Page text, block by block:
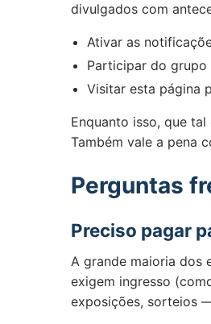
divulgados com
Ativar as
Participar do grupo
Visitar esta página
Enquanto isso, que
Também vale a pena
Perguntas
Preciso pagar
A grande maioria dos
exigem ingresso
exposições, sorteios